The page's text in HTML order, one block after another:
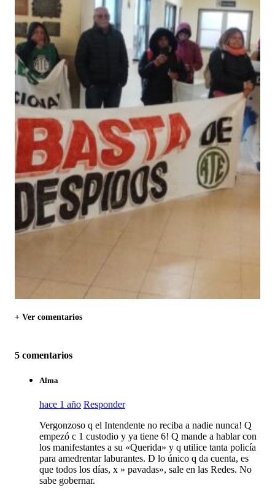
+ Ver comentarios
5 comentarios
Alma
hace 1 año Responder
Vergonzoso q el Intendente no reciba a nadie nunca! Q
empezó c 1 custodio y ya tiene 6! Q mande a hablar con
los manifestantes a su «Querida» y q utilice tanta policía
para amedrentar laburantes. D lo único q da cuenta, es
que todos los días, x » pavadas», sale en las Redes. No
sabe gobernar.